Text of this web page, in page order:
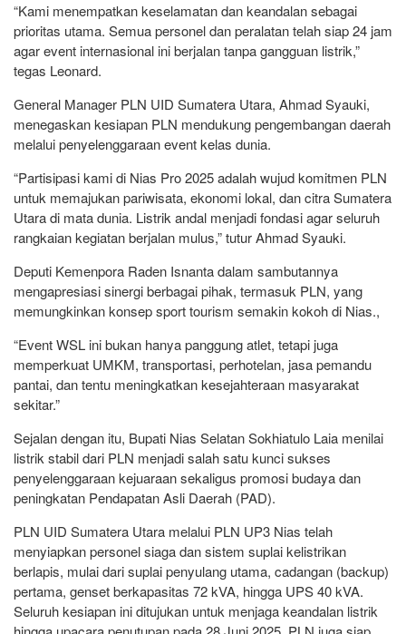
“Kami menempatkan keselamatan dan keandalan sebagai
prioritas utama. Semua personel dan peralatan telah siap 24 jam
agar event internasional ini berjalan tanpa gangguan listrik,”
tegas Leonard.
General Manager PLN UID Sumatera Utara, Ahmad Syauki,
menegaskan kesiapan PLN mendukung pengembangan daerah
melalui penyelenggaraan event kelas dunia.
“Partisipasi kami di Nias Pro 2025 adalah wujud komitmen PLN
untuk memajukan pariwisata, ekonomi lokal, dan citra Sumatera
Utara di mata dunia. Listrik andal menjadi fondasi agar seluruh
rangkaian kegiatan berjalan mulus,” tutur Ahmad Syauki.
Deputi Kemenpora Raden Isnanta dalam sambutannya
mengapresiasi sinergi berbagai pihak, termasuk PLN, yang
memungkinkan konsep sport tourism semakin kokoh di Nias.,
“Event WSL ini bukan hanya panggung atlet, tetapi juga
memperkuat UMKM, transportasi, perhotelan, jasa pemandu
pantai, dan tentu meningkatkan kesejahteraan masyarakat
sekitar.”
Sejalan dengan itu, Bupati Nias Selatan Sokhiatulo Laia menilai
listrik stabil dari PLN menjadi salah satu kunci sukses
penyelenggaraan kejuaraan sekaligus promosi budaya dan
peningkatan Pendapatan Asli Daerah (PAD).
PLN UID Sumatera Utara melalui PLN UP3 Nias telah
menyiapkan personel siaga dan sistem suplai kelistrikan
berlapis, mulai dari suplai penyulang utama, cadangan (backup)
pertama, genset berkapasitas 72 kVA, hingga UPS 40 kVA.
Seluruh kesiapan ini ditujukan untuk menjaga keandalan listrik